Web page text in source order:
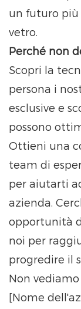
un futuro più
vetro.
Perché non
Scopri la
persona i
esclusive e
possono
Ottieni una
team di
per aiutarti
azienda.
opportunità
noi per
progredire il
Non
[Nome